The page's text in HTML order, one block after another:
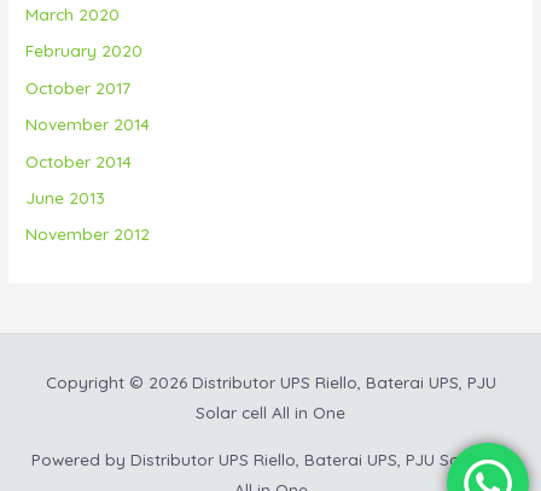
March 2020
February 2020
October 2017
November 2014
October 2014
June 2013
November 2012
Copyright © 2026 Distributor UPS Riello, Baterai UPS, PJU
Solar cell All in One
Powered by Distributor UPS Riello, Baterai UPS, PJU Solar cell